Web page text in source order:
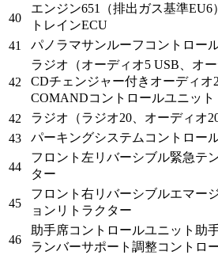
40
エンジン651（排出ガス基準EU6
トレインECU
41 パノラマサンルーフコントロー
42
ラジオ（オーディオ5 USB、オー
CDチェンジャー付きオーディオ
COMANDコントロールユニット
42 ラジオ（ラジオ20、オーディオ20
43
パーキングシステムコントロー
44
フロント左リバーシブル緊急テ
ター
45
フロント右リバーシブルエマー
ョンリトラクター
46
助手席コントロールユニット助
ランバーサポート調整コントロ